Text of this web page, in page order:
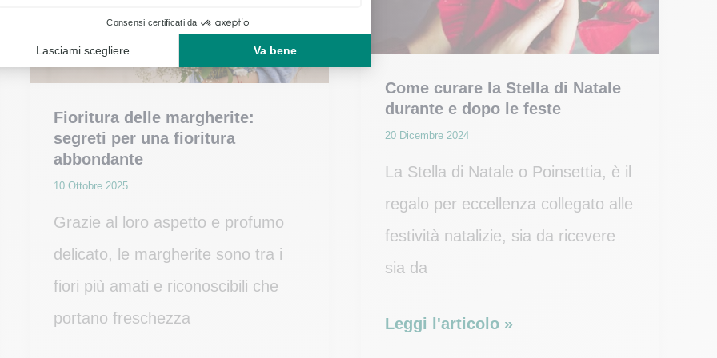
recise?
Fioritura delle margherite:
segreti per una fioritura
abbondante
10 Ottobre 2025
Grazie al loro aspetto e profumo
delicato, le margherite sono tra i
fiori più amati e riconoscibili che
portano freschezza
Come curare la Stella di Natale
durante e dopo le feste
20 Dicembre 2024
La Stella di Natale o Poinsettia, è il
regalo per eccellenza collegato alle
festività natalizie, sia da ricevere
sia da
Come
Leggi l'articolo »